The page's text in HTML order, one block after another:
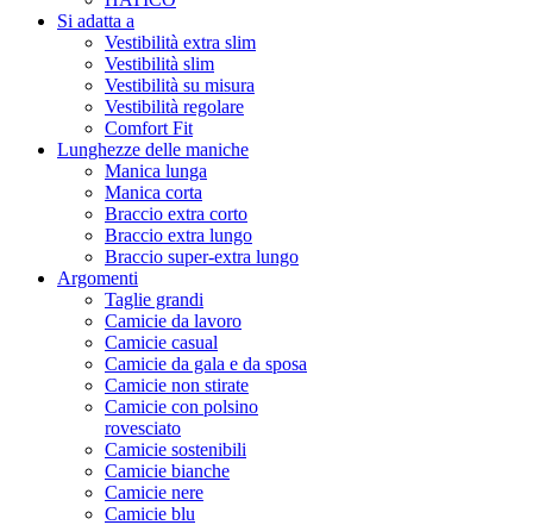
Si adatta a
Vestibilità extra slim
Vestibilità slim
Vestibilità su misura
Vestibilità regolare
Comfort Fit
Lunghezze delle maniche
Manica lunga
Manica corta
Braccio extra corto
Braccio extra lungo
Braccio super-extra lungo
Argomenti
Taglie grandi
Camicie da lavoro
Camicie casual
Camicie da gala e da sposa
Camicie non stirate
Camicie con polsino
rovesciato
Camicie sostenibili
Camicie bianche
Camicie nere
Camicie blu